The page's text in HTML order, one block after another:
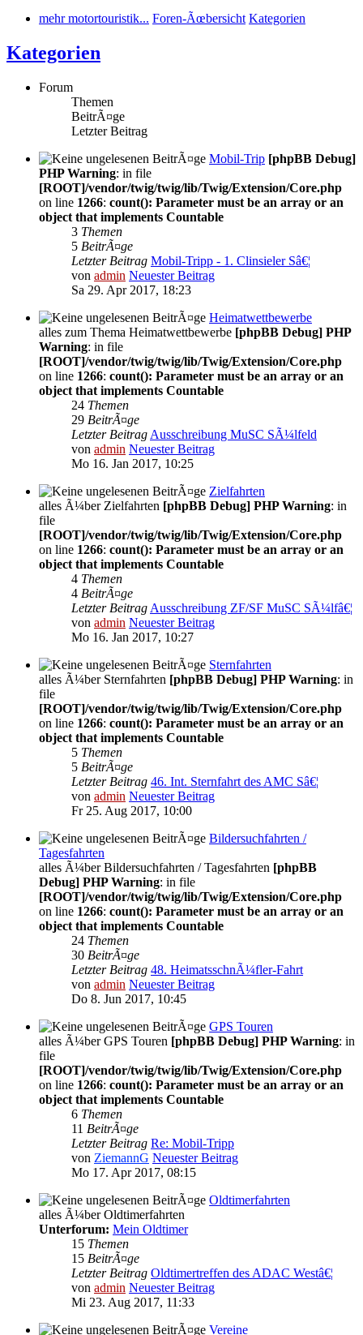
mehr motortouristik... Foren-Ãœbersicht Kategorien
Kategorien
Forum
Themen
BeitrÃ¤ge
Letzter Beitrag
Mobil-Trip [phpBB Debug]
PHP Warning: in file
[ROOT]/vendor/twig/twig/lib/Twig/Extension/Core.php
on line 1266: count(): Parameter must be an array or an
object that implements Countable
3 Themen
5 BeitrÃ¤ge
Letzter Beitrag Mobil-Tripp - 1. Clinsieler Sâ€¦
von admin Neuester Beitrag
Sa 29. Apr 2017, 18:23
Heimatwettbewerbe
alles zum Thema Heimatwettbewerbe [phpBB Debug] PHP
Warning: in file
[ROOT]/vendor/twig/twig/lib/Twig/Extension/Core.php
on line 1266: count(): Parameter must be an array or an
object that implements Countable
24 Themen
29 BeitrÃ¤ge
Letzter Beitrag Ausschreibung MuSC SÃ¼lfeld
von admin Neuester Beitrag
Mo 16. Jan 2017, 10:25
Zielfahrten
alles Ã¼ber Zielfahrten [phpBB Debug] PHP Warning: in
file
[ROOT]/vendor/twig/twig/lib/Twig/Extension/Core.php
on line 1266: count(): Parameter must be an array or an
object that implements Countable
4 Themen
4 BeitrÃ¤ge
Letzter Beitrag Ausschreibung ZF/SF MuSC SÃ¼lfâ€¦
von admin Neuester Beitrag
Mo 16. Jan 2017, 10:27
Sternfahrten
alles Ã¼ber Sternfahrten [phpBB Debug] PHP Warning: in
file
[ROOT]/vendor/twig/twig/lib/Twig/Extension/Core.php
on line 1266: count(): Parameter must be an array or an
object that implements Countable
5 Themen
5 BeitrÃ¤ge
Letzter Beitrag 46. Int. Sternfahrt des AMC Sâ€¦
von admin Neuester Beitrag
Fr 25. Aug 2017, 10:00
Bildersuchfahrten /
Tagesfahrten
alles Ã¼ber Bildersuchfahrten / Tagesfahrten [phpBB
Debug] PHP Warning: in file
[ROOT]/vendor/twig/twig/lib/Twig/Extension/Core.php
on line 1266: count(): Parameter must be an array or an
object that implements Countable
24 Themen
30 BeitrÃ¤ge
Letzter Beitrag 48. HeimatsschnÃ¼fler-Fahrt
von admin Neuester Beitrag
Do 8. Jun 2017, 10:45
GPS Touren
alles Ã¼ber GPS Touren [phpBB Debug] PHP Warning: in
file
[ROOT]/vendor/twig/twig/lib/Twig/Extension/Core.php
on line 1266: count(): Parameter must be an array or an
object that implements Countable
6 Themen
11 BeitrÃ¤ge
Letzter Beitrag Re: Mobil-Tripp
von ZiemannG Neuester Beitrag
Mo 17. Apr 2017, 08:15
Oldtimerfahrten
alles Ã¼ber Oldtimerfahrten
Unterforum: Mein Oldtimer
15 Themen
15 BeitrÃ¤ge
Letzter Beitrag Oldtimertreffen des ADAC Westâ€¦
von admin Neuester Beitrag
Mi 23. Aug 2017, 11:33
Vereine